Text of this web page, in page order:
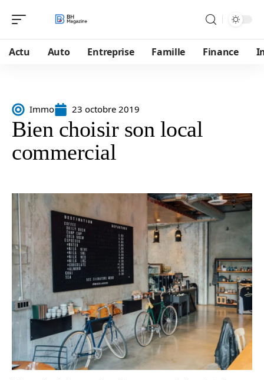
Actu Auto Entreprise Famille Finance
Immo 23 octobre 2019
Bien choisir son local
commercial